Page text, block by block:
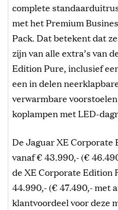
complete
met het Premium
Pack. Dat betekent dat
zijn van alle extra’s van
Edition Pure, inclusief
een in delen
verwarmbare
koplampen met LED-
De Jaguar XE Corporate
vanaf € 43.990,- (€
de XE Corporate Edition
44.990,- (€ 47.490,- met
klantvoordeel voor deze